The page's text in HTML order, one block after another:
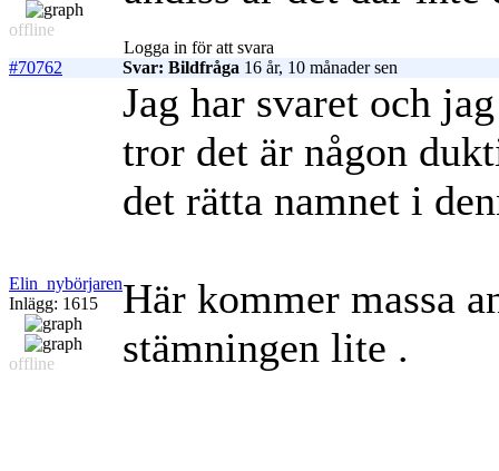
offline
Logga in för att svara
#70762
Svar: Bildfråga 16 år, 10 månader sen
Elin_nybörjaren
Inlägg: 1615
offline
Jag har svaret och
tror det är någon
det rätta namnet i
Här kommer massa
stämningen lite .